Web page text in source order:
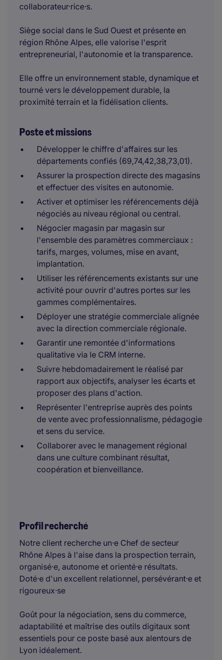
collaborateur·rice·s.
Siège social dans le Sud Ouest et présente en
région Rhône Alpes, elle valorise l'esprit
entrepreneurial, l'autonomie et la transparence.
Elle offre un environnement stable, dynamique et
tourné vers le développement durable, la
proximité terrain et la fidélisation clients.
Poste et missions
Développer le chiffre d'affaires sur les
départements confiés (69,74,42,38,73,01).
Assurer la prospection directe des magasins
et effectuer des visites en autonomie.
Activer et optimiser les référencements déjà
négociés au niveau régional ou central.
Négocier magasin par magasin sur
l'ensemble des paramètres commerciaux :
tarifs, marges, volumes, mise en avant,
implantation.
Utiliser les référencements existants sur une
activité pour ouvrir d'autres portes sur les
gammes complémentaires.
Déployer une stratégie commerciale alignée
avec la direction commerciale régionale.
Garantir une remontée d'informations
qualitative via le CRM interne.
Suivre hebdomadairement le réalisé par
rapport aux objectifs, analyser les écarts et
proposer des plans d'action.
Représenter l'entreprise auprès des points
de vente avec professionnalisme, pédagogie
et sens du service.
Collaborer avec le management régional
dans une culture combinant résultat,
coopération et bienveillance.
Profil recherché
Notre client recherche un·e Chef de secteur
Rhône Alpes à l'aise dans la prospection terrain,
organisé·e, autonome et orienté·e résultats.
Doté·e d'un excellent relationnel, persévérant·e et
rigoureux·se
Goût pour la négociation, sens du commerce,
adaptabilité et maîtrise des outils digitaux sont
essentiels pour ce poste basé aux alentours de
Lyon idéalement.